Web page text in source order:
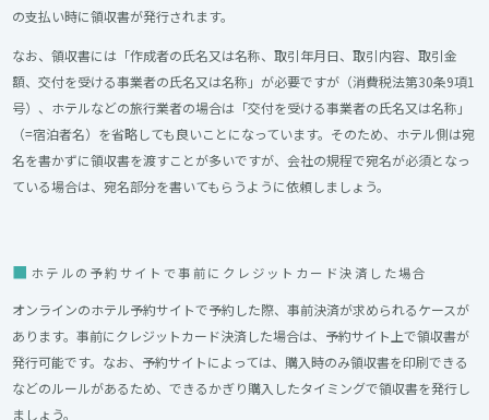
の支払い時に領収書が発行されます。
なお、領収書には「作成者の氏名又は名称、取引年月日、取引内容、取引金
額、交付を受ける事業者の氏名又は名称」が必要ですが（消費税法第30条9項1
号）、ホテルなどの旅行業者の場合は「交付を受ける事業者の氏名又は名称」
（=宿泊者名）を省略しても良いことになっています。そのため、ホテル側は宛
名を書かずに領収書を渡すことが多いですが、会社の規程で宛名が必須となっ
ている場合は、宛名部分を書いてもらうように依頼しましょう。
ホテルの予約サイトで事前にクレジットカード決済した場合
オンラインのホテル予約サイトで予約した際、事前決済が求められるケースが
あります。事前にクレジットカード決済した場合は、予約サイト上で領収書が
発行可能です。 なお、予約サイトによっては、購入時のみ領収書を印刷できる
などのルールがあるため、できるかぎり購入したタイミングで領収書を発行し
ましょう。